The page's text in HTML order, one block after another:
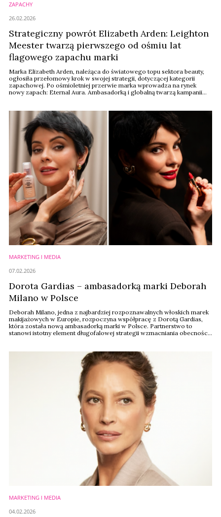
ZAPACHY
Strategiczny powrót Elizabeth Arden: Leighton
Meester twarzą pierwszego od ośmiu lat
flagowego zapachu marki
Marka Elizabeth Arden, należąca do światowego topu sektora beauty,
ogłosiła przełomowy krok w swojej strategii, dotyczącej kategorii
zapachowej. Po ośmioletniej przerwie marka wprowadza na rynek
nowy zapach: Eternal Aura. Ambasadorką i globalną twarzą kampanii
konsumentką.
26.02.2026
MARKETING I MEDIA
Dorota Gardias – ambasadorką marki Deborah
Milano w Polsce
Deborah Milano, jedna z najbardziej rozpoznawalnych włoskich marek
makijażowych w Europie, rozpoczyna współpracę z Dorotą Gardias,
która została nową ambasadorką marki w Polsce. Partnerstwo to
stanowi istotny element długofalowej strategii wzmacniania obecności
07.02.2026
MARKETING I MEDIA
04.02.2026